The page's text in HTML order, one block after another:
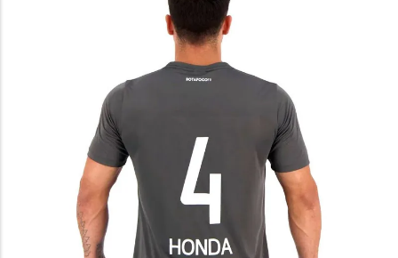
営業：平日・土日祝12:00～19:00
大阪府大阪市中央区西心斎橋1丁目6番14号
JR水道橋駅西口店
営業：土・日・祝日のみ 12:00-18:00